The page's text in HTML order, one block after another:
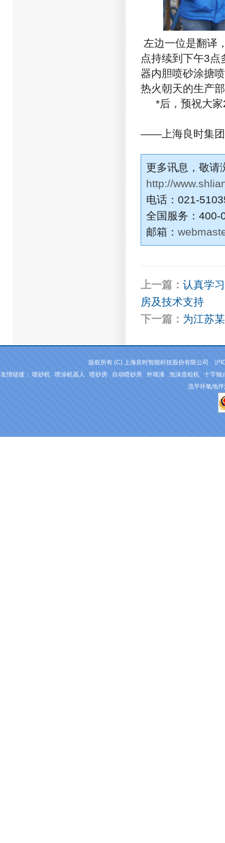
左边一位是翻译
点持续到下午3
器内胆喷砂涂搪
热火朝天的生产
*后，预祝大家
——上海良时集团
更多讯息，敬请
http://
电话：021-
全国服务：
邮箱：
上一篇： 认真学
房及技术支持
下一篇： 为江苏
版权所有 (C) 上海良时智能科技股份有限公司 沪
友情链接： 喷砂机 喷涂机器人 喷砂房 自动喷砂房 外墙漆 泡沫造粒机
十字轴
流平环氧地